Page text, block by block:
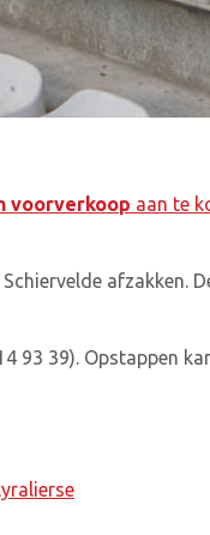
voorverkoop aan te
Schiervelde
93 39). Opstappen